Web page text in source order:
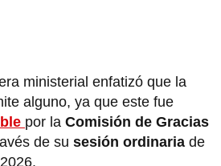
ministerial enfatizó que la
alguno, ya que este fue
por la Comisión de Gracias
de su sesión ordinaria de